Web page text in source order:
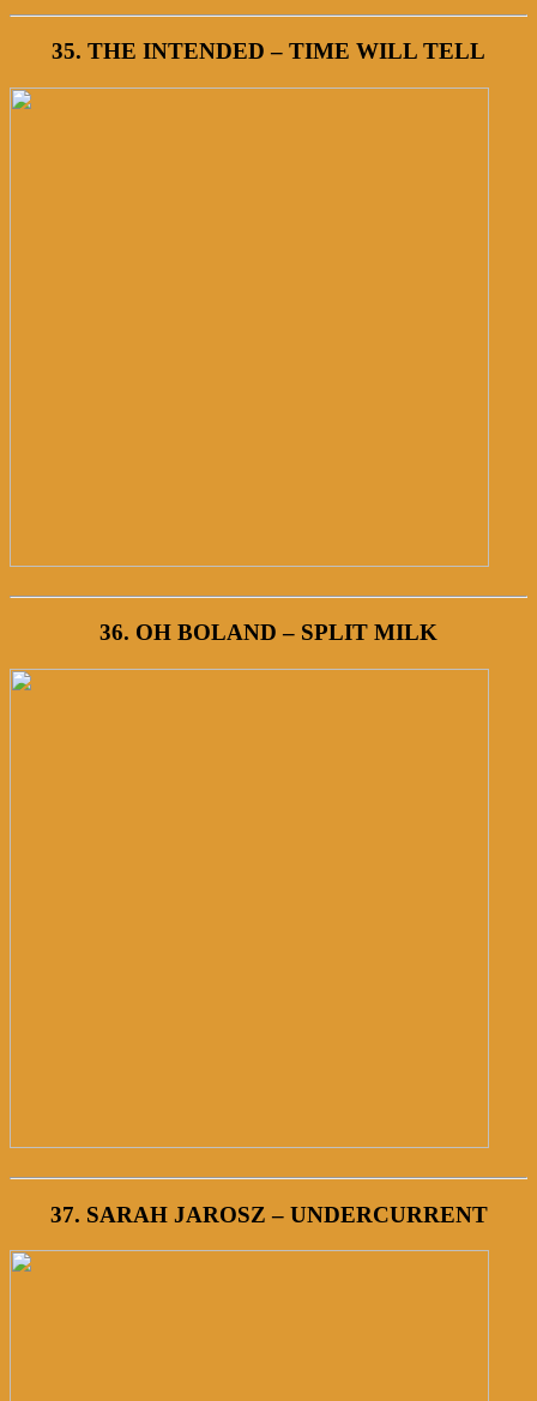
35. THE INTENDED – TIME WILL TELL
36. OH BOLAND – SPLIT MILK
37. SARAH JAROSZ – UNDERCURRENT